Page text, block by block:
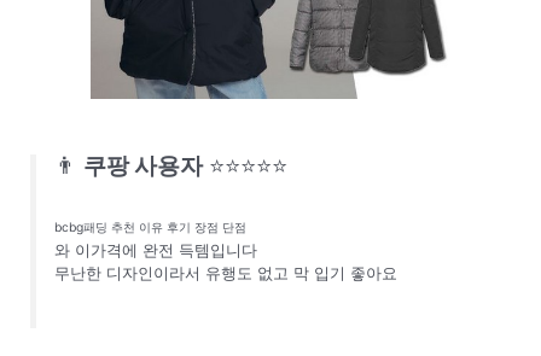
👨 쿠팡 사용자 ⭐⭐⭐⭐⭐
bcbg패딩 추천 이유 후기 장점 단점
와 이가격에 완전 득템입니다
무난한 디자인이라서 유행도 없고 막 입기 좋아요